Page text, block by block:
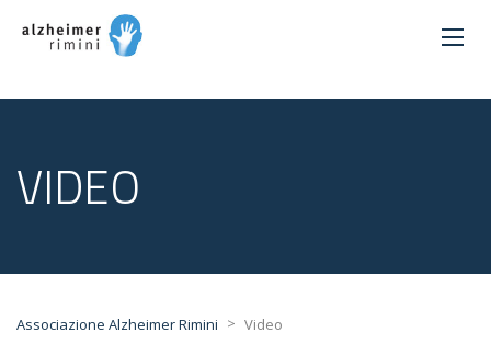
VIDEO
Associazione Alzheimer Rimini > Video